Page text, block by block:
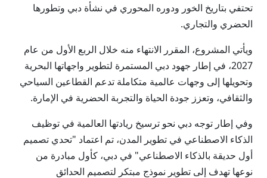
تحتفي بتاريخ الخور ودوره المحوري في نشأة دبي وتطورها
الحضري والتجاري.
ويأتي المشروع، المقرر الانتهاء منه خلال الربع الأول من عام
2027، في إطار جهود دبي المستمرة لتطوير واجهاتها البحرية
وتحويلها إلى وجهات عالمية متكاملة تدعم القطاعين السياحي
والثقافي، وتعزز جودة الحياة والتجربة الحضرية في الإمارة.
وفي إطار توجه دبي نحو ترسيخ ريادتها العالمية في توظيف
الذكاء الاصطناعي في تطوير المدن، تم اعتماد "تحدي تصميم
أول حديقة بالذكاء الاصطناعي" في دبي، كأول مبادرة من
نوعها تهدف إلى تطوير نموذج مبتكر لتصميم الحدائق